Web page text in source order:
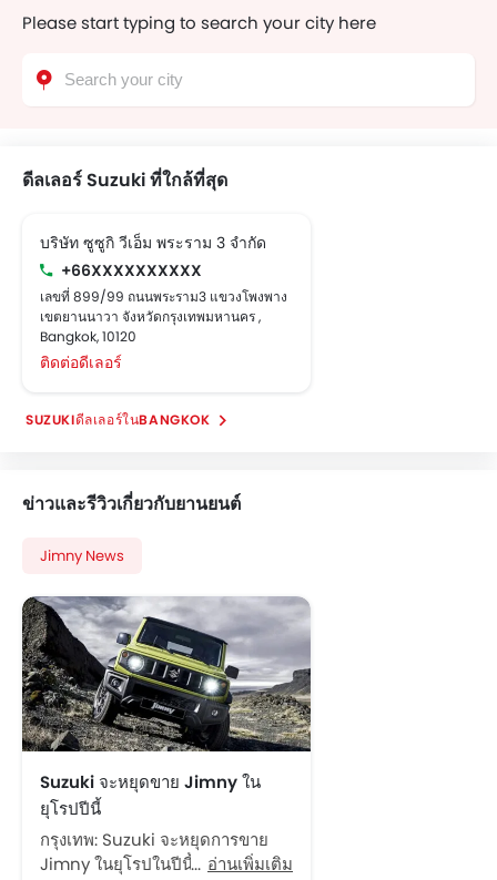
Please start typing to search your city here
ดีลเลอร์ Suzuki ที่ใกล้ที่สุด
บริษัท ซูซูกิ วีเอ็ม พระราม 3 จำกัด
+66XXXXXXXXXX
เลขที่ 899/99 ถนนพระราม3 แขวงโพงพาง
เขตยานนาวา จังหวัดกรุงเทพมหานคร ,
Bangkok, 10120
ติดต่อดีเลอร์
SUZUKIดีลเลอร์ในBANGKOK
ข่าวและรีวิวเกี่ยวกับยานยนต์
Jimny News
Suzuki จะหยุดขาย Jimny ใน
ยุโรปปีนี้
กรุงเทพ: Suzuki จะหยุดการขาย
Jimny ในยุโรปในปีนี้ เนื่องจากกฎ
อ่านเพิ่มเติม